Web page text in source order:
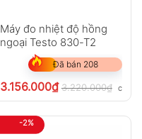
Máy đo nhiệt độ hồng
ngoại Testo 830-T2
Đã bán 208
3.156.000₫ 3.220.000₫ chưa
-2%